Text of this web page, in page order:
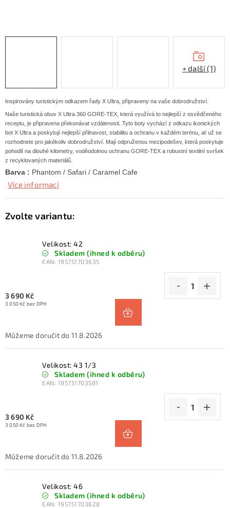
CYKLO Servis
Inspirovány turistickým odkazem řady X Ultra, připraveny na vaše dobrodružství.
Naše turistická obuv X Ultra 360 GORE-TEX, která využívá to nejlepší z osvědčeného
receptu, je připravena překonávat vzdálenosti. Tyto boty vychází z odkazu ikonických
bot X Ultra a poskytují nejlepší přilnavost, stabilitu a ochranu v každém terénu, ať už se
rozhodnete pro jakékoliv dobrodružství. Mají odpruženou mezipodešev, která poskytuje
pohodlí na dlouhé kilometry, voděodolnou ochranu GORE-TEX a robustní textilní svršek
z recyklovaných materiálů.
Barva : Phantom / Safari / Caramel Cafe
Více informací
Velikost: 42
Skladem (ihned k odběru)
EAN: 195751703635
3 690 Kč
3 050 Kč bez DPH
11.8.2026
Velikost: 43 1/3
Skladem (ihned k odběru)
EAN: 195751703581
3 690 Kč
3 050 Kč bez DPH
11.8.2026
Velikost: 46
Skladem (ihned k odběru)
EAN: 195751703628
+ další (1)